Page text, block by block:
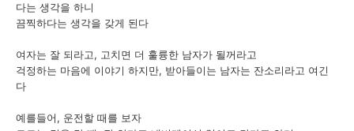
다는 생각을 하니
끔찍하다는 생각을 갖게 된다
여자는 잘 되라고, 고치면 더 훌륭한 남자가 될꺼라고
걱정하는 마음에 이야기 하지만, 받아들이는 남자는 잔소리라고 여긴
다
예를들어, 운전할 때를 보자